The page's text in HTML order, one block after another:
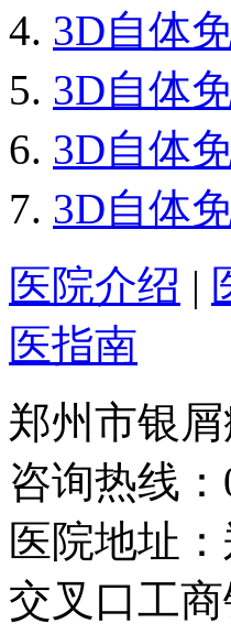
3D自体
3D自体
3D自体
3D自体
医院介绍 |
医指南
郑州市银
咨询热线：
医院地址
交叉口工商